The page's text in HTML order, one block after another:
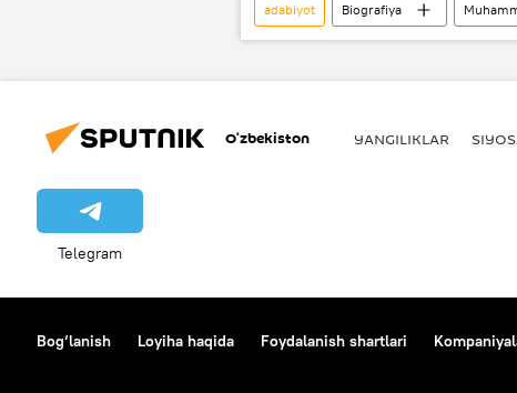
adabiyot Biografiya
o‘zbek adabiyoti
O‘zbekiston YANGILIKLAR
Telegram
Bog‘lanish Loyiha haqida Foydalanish shartlari